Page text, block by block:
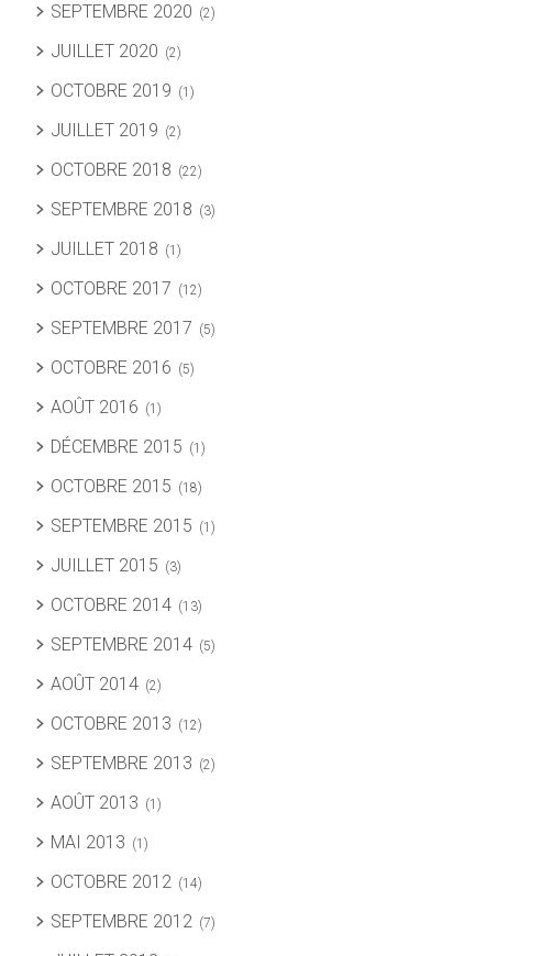
SEPTEMBRE 2020 (2)
JUILLET 2020 (2)
OCTOBRE 2019 (1)
JUILLET 2019 (2)
OCTOBRE 2018 (22)
SEPTEMBRE 2018 (3)
JUILLET 2018 (1)
OCTOBRE 2017 (12)
SEPTEMBRE 2017 (5)
OCTOBRE 2016 (5)
AOÛT 2016 (1)
DÉCEMBRE 2015 (1)
OCTOBRE 2015 (18)
SEPTEMBRE 2015 (1)
JUILLET 2015 (3)
OCTOBRE 2014 (13)
SEPTEMBRE 2014 (5)
AOÛT 2014 (2)
OCTOBRE 2013 (12)
SEPTEMBRE 2013 (2)
AOÛT 2013 (1)
MAI 2013 (1)
OCTOBRE 2012 (14)
SEPTEMBRE 2012 (7)